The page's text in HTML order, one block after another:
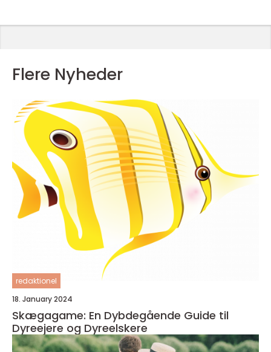
Flere Nyheder
redaktionel
18. January 2024
Skægagame: En Dybdegående Guide til
Dyreejere og Dyreelskere